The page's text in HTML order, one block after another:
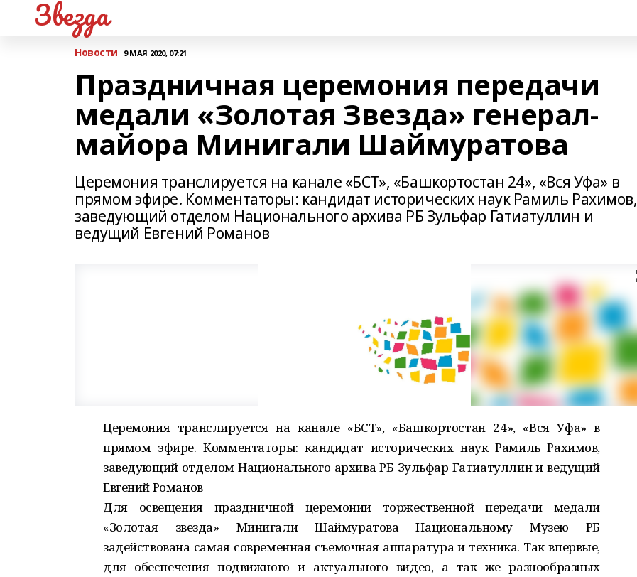
Звезда
Новости 9 МАЯ 2020, 07:21
Праздничная церемония передачи
медали «Золотая Звезда» генерал-
майора Минигали Шаймуратова
Церемония транслируется на канале «БСТ», «Башкортостан 24», «Вся Уфа» в
прямом эфире. Комментаторы: кандидат исторических наук Рамиль Рахимов,
заведующий отделом Национального архива РБ Зульфар Гатиатуллин и
ведущий Евгений Романов
Церемония транслируется на канале «БСТ», «Башкортостан 24», «Вся Уфа» в
прямом эфире. Комментаторы: кандидат исторических наук Рамиль Рахимов,
заведующий отделом Национального архива РБ Зульфар Гатиатуллин и ведущий
Евгений Романов
Для освещения праздничной церемонии торжественной передачи медали
«Золотая звезда» Минигали Шаймуратова Национальному Музею РБ
задействована самая современная съемочная аппаратура и техника. Так впервые,
для обеспечения подвижного и актуального видео, а так же разнообразных